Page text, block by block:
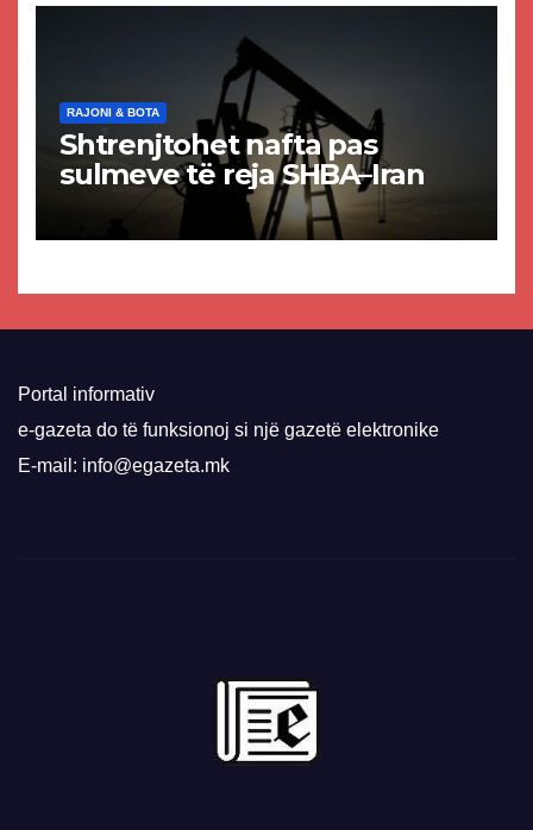
RAJONI & BOTA
Shtrenjtohet nafta pas
sulmeve të reja SHBA–Iran
Portal informativ
e-gazeta do të funksionoj si një gazetë elektronike
E-mail: info@egazeta.mk